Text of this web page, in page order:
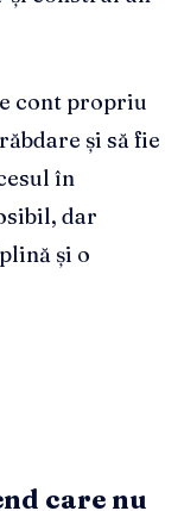
cont propriu
și să fie
în
dar
și o
care nu